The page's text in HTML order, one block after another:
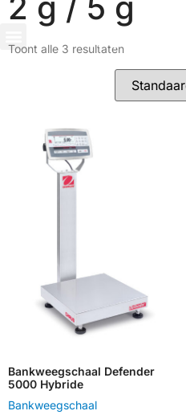
Toont alle 3 resultaten
Bankweegschaal Defender
5000 Hybride
Bankweegschaal